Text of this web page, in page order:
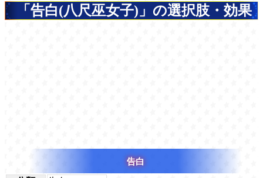
「告白(八尺巫女子)」の選択肢・効果
告白